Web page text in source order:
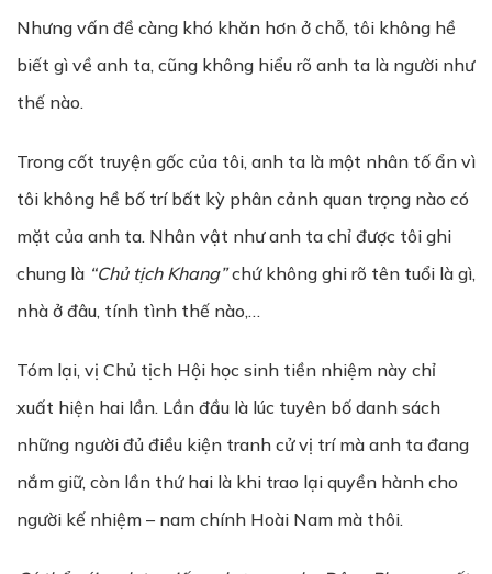
Nhưng vấn đề càng khó khăn hơn ở chỗ, tôi không hề
biết gì về anh ta, cũng không hiểu rõ anh ta là người như
thế nào.
Trong cốt truyện gốc của tôi, anh ta là một nhân tố ẩn vì
tôi không hề bố trí bất kỳ phân cảnh quan trọng nào có
mặt của anh ta. Nhân vật như anh ta chỉ được tôi ghi
chung là “Chủtịch Khang”chứ không ghi rõ tên tuổi là gì,
nhà ở đâu, tính tình thế nào,…
Tóm lại, vị Chủ tịch Hội học sinh tiền nhiệm này chỉ
xuất hiện hai lần. Lần đầu là lúc tuyên bố danh sách
những người đủ điều kiện tranh cử vị trí mà anh ta đang
nắm giữ, còn lần thứ hai là khi trao lại quyền hành cho
người kế nhiệm – nam chính Hoài Nam mà thôi.